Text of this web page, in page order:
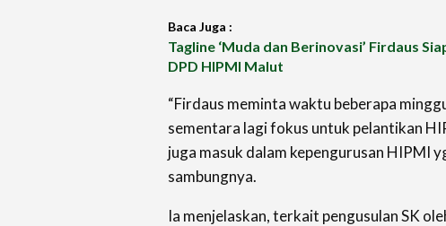
Baca Juga :
Tagline ‘Muda dan Berinovasi’ Firdaus
DPD HIPMI Malut
“Firdaus meminta waktu beberapa
sementara lagi fokus untuk pelantikan
juga masuk dalam kepengurusan HIPMI
sambungnya.
Ia menjelaskan, terkait pengusulan SK